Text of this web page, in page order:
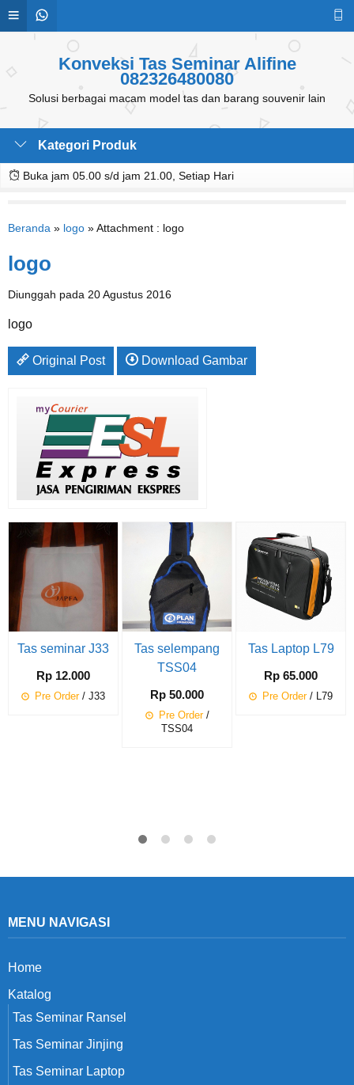
Konveksi Tas Seminar Alifine
082326480080
Solusi berbagai macam model tas dan barang souvenir lain
Kategori Produk
Buka jam 05.00 s/d jam 21.00, Setiap Hari
Beranda » logo » Attachment : logo
logo
Diunggah pada 20 Agustus 2016
logo
Original Post Download Gambar
Tas seminar J33
Rp 12.000
Pre Order/ J33
Tas selempang
TSS04
Rp 50.000
Pre Order/
TSS04
Tas Laptop L79
Rp 65.000
Pre Order/ L79
MENU NAVIGASI
Home
Katalog
Tas Seminar Ransel
Tas Seminar Jinjing
Tas Seminar Laptop